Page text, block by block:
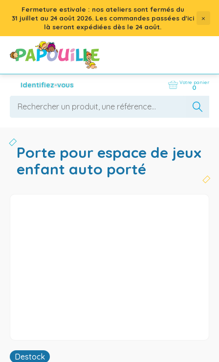
Fermeture estivale : nos ateliers sont fermés du
31 juillet au 24 août 2026. Les commandes passées d'ici
là seront expédiées dès le 24 août.
×
Identifiez-vous Votre panier
0
porte pour espace de jeux
enfant auto porté
Destock